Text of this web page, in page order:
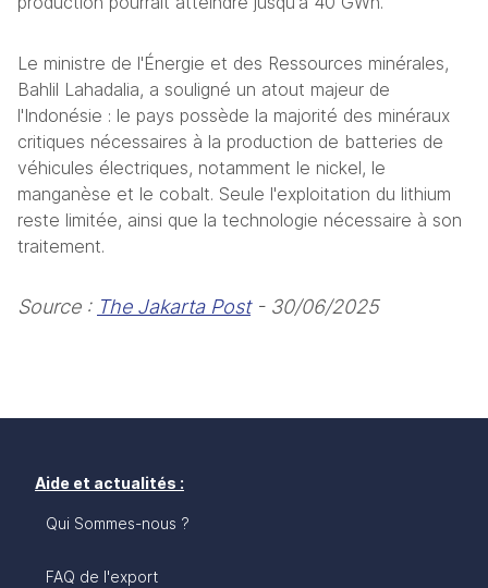
Le ministre de l'Énergie et des Ressources minérales,
Bahlil Lahadalia, a souligné un atout majeur de
l'Indonésie : le pays possède la majorité des minéraux
critiques nécessaires à la production de batteries de
véhicules électriques, notamment le nickel, le
manganèse et le cobalt. Seule l'exploitation du lithium
reste limitée, ainsi que la technologie nécessaire à son
traitement.
Source : The Jakarta Post - 30/06/2025
Aide et actualités :
Qui Sommes-nous ?
FAQ de l'export